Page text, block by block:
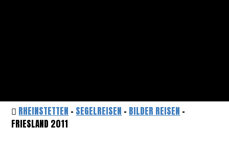
RHEINSTETTEN - SEGELREISEN - BILDER REISEN -
FRIESLAND 2011